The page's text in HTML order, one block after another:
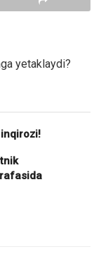
yetaklaydi?